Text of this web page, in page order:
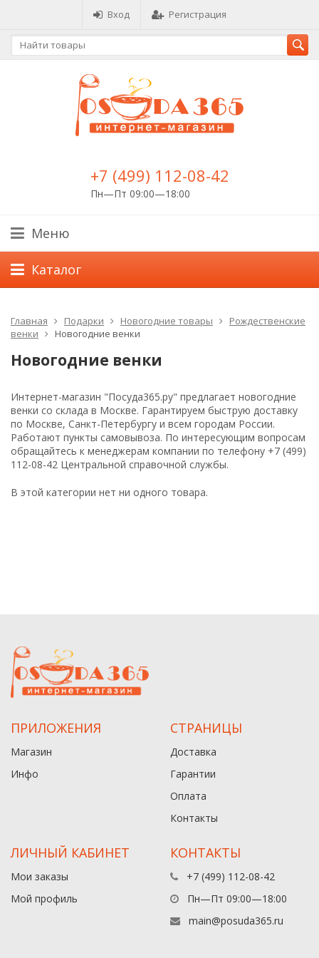
Вход Регистрация
+7 (499) 112-08-42
Пн—Пт 09:00—18:00
Меню
Каталог
Главная Подарки Новогодние товары
Рождественские
венки
Новогодние венки
Новогодние венки
Интернет-магазин "Посуда365.ру" предлагает новогодние
венки со склада в Москве. Гарантируем быструю доставку
по Москве, Санкт-Петербургу и всем городам России.
Работают пункты самовывоза. По интересующим вопросам
обращайтесь к менеджерам компании по телефону +7 (499)
112-08-42 Центральной справочной службы.
В этой категории нет ни одного товара.
ПРИЛОЖЕНИЯ
Магазин
Инфо
СТРАНИЦЫ
Доставка
Гарантии
Оплата
Контакты
ЛИЧНЫЙ КАБИНЕТ
Мои заказы
Мой профиль
КОНТАКТЫ
+7 (499) 112-08-42
Пн—Пт 09:00—18:00
main@posuda365.ru